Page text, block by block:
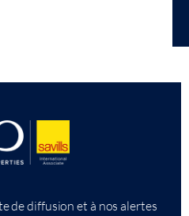
de diffusion et à nos alertes